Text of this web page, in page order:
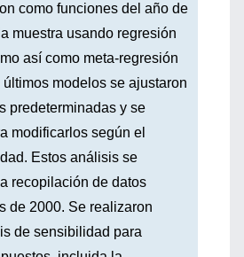
como funciones del año de
muestra usando regresión
así como meta-regresión
modelos se ajustaron
predeterminadas y se
modificarlos según el
Estos análisis se
recopilación de datos
de 2000. Se realizaron
de sensibilidad para